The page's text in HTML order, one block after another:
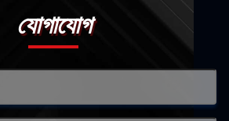
যোগাযোগ